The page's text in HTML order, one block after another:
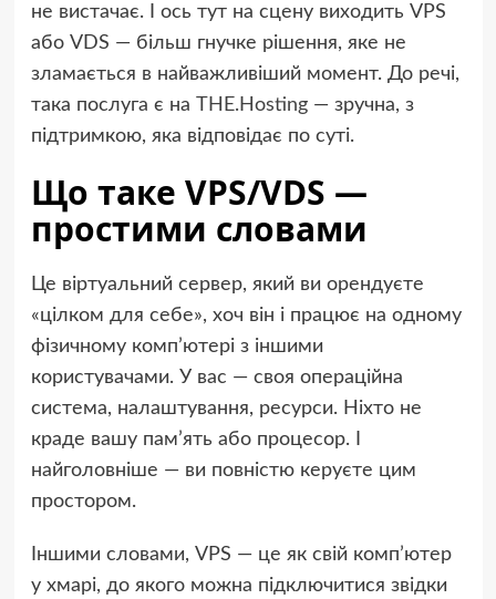
не вистачає. І ось тут на сцену виходить VPS
або VDS — більш гнучке рішення, яке не
зламається в найважливіший момент. До речі,
така послуга є на THE.Hosting— зручна, з
підтримкою, яка відповідає по суті.
Що таке VPS/VDS —
простими словами
Це віртуальний сервер, який ви орендуєте
«цілком для себе», хоч він і працює на одному
фізичному комп’ютері з іншими
користувачами. У вас — своя операційна
система, налаштування, ресурси. Ніхто не
краде вашу пам’ять або процесор. І
найголовніше — ви повністю керуєте цим
простором.
Іншими словами, VPS — це як свій комп’ютер
у хмарі, до якого можна підключитися звідки